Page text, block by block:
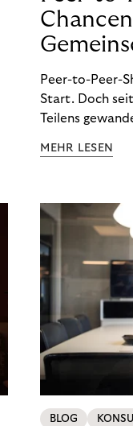
Peer-to-Peer-
Start. Doch
Teilens
wird, hat sich
MEHR LESEN
BLOG